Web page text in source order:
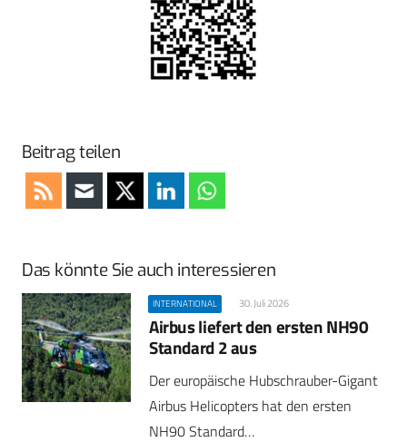
Beitrag teilen
Das könnte Sie auch interessieren
INTERNATIONAL 30. Juli 2026
Airbus liefert den ersten NH90
Standard 2 aus
Der europäische Hubschrauber-Gigant
Airbus Helicopters hat den ersten
NH90 Standard…